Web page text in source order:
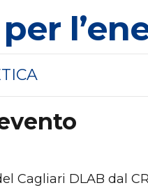
Cagliari DLAB dal